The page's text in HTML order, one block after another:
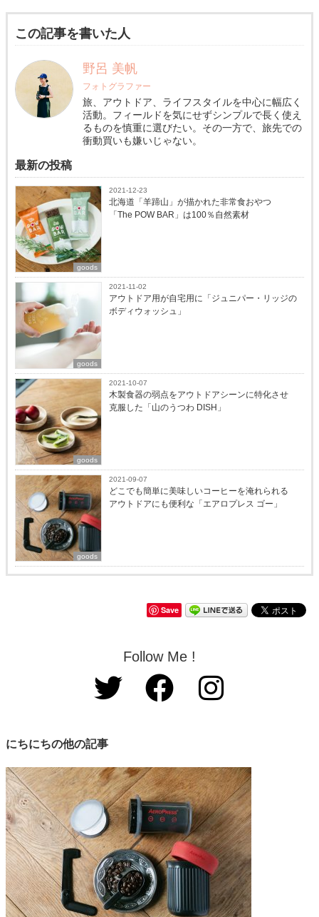
この記事を書いた人
野呂 美帆
フォトグラファー
旅、アウトドア、ライフスタイルを中心に幅広く
活動。フィールドを気にせずシンプルで長く使え
るものを慎重に選びたい。その一方で、旅先での
衝動買いも嫌いじゃない。
最新の投稿
goods
2021-12-23
北海道「羊蹄山」が描かれた非常食おやつ
「The POW BAR」は100％自然素材
goods
2021-11-02
アウトドア用が自宅用に「ジュニパー・リッジの
ボディウォッシュ」
goods
2021-10-07
木製食器の弱点をアウトドアシーンに特化させ
克服した「山のうつわ DISH」
goods
2021-09-07
どこでも簡単に美味しいコーヒーを淹れられる
アウトドアにも便利な「エアロプレス ゴー」
Save
Follow Me !
にちにちの他の記事